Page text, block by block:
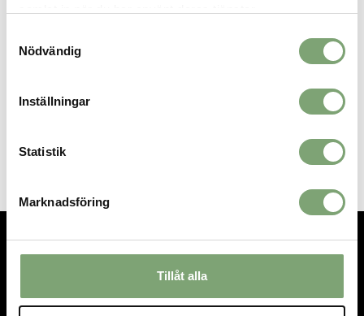
Nödvändig
Inställningar
Statistik
Marknadsföring
Tillåt alla
030258_15
08-592 512 13